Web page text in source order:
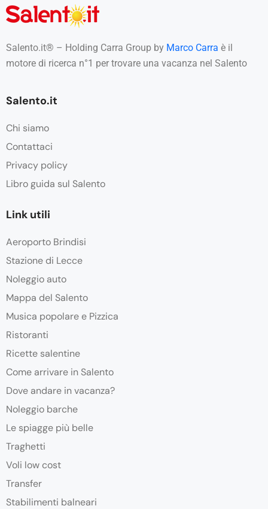
Salento.it® – Holding Carra Group by Marco Carra è il
motore di ricerca n°1 per trovare una vacanza nel Salento
Salento.it
Chi siamo
Contattaci
Privacy policy
Libro guida sul Salento
Link utili
Aeroporto Brindisi
Stazione di Lecce
Noleggio auto
Mappa del Salento
Musica popolare e Pizzica
Ristoranti
Ricette salentine
Come arrivare in Salento
Dove andare in vacanza?
Noleggio barche
Le spiagge più belle
Traghetti
Voli low cost
Transfer
Stabilimenti balneari